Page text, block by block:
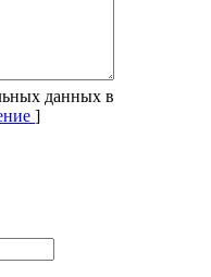
данных в
]